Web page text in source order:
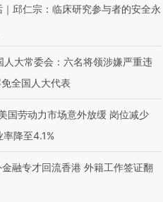
｜邱仁宗：临床研究参与者的安全永
人大常委会：六名将领涉嫌严重违
全国人大代表
国劳动力市场意外放缓 岗位减少
降至4.1%
融专才回流香港 外籍工作签证翻